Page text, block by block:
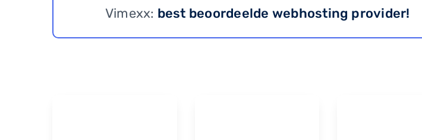
Vimexx: best beoordeelde webhosting provider!